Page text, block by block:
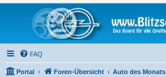
FAQ
Portal Foren-Übersicht Auto des Monats